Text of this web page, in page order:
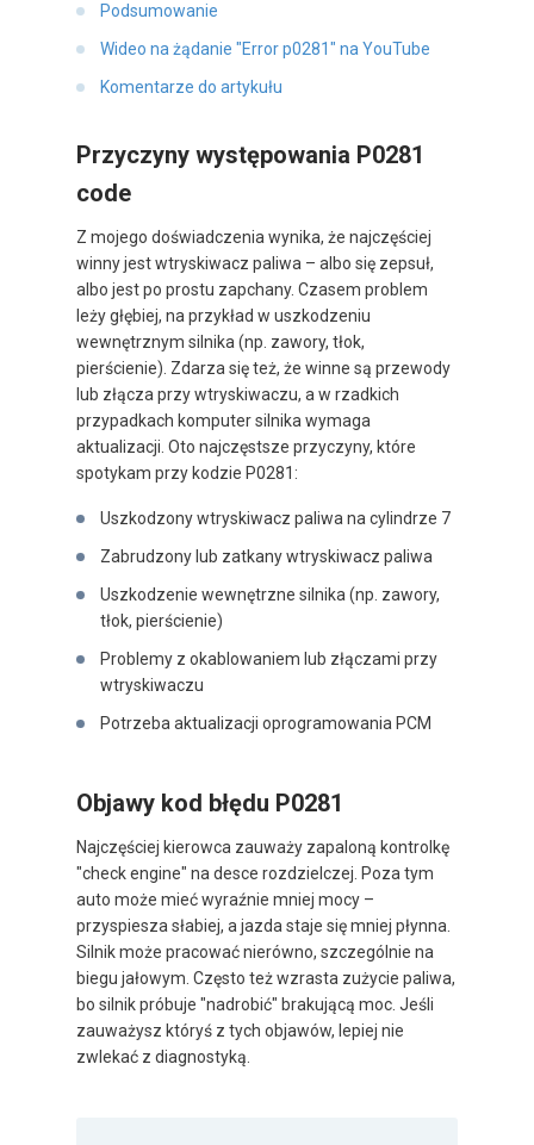
Podsumowanie
Wideo na żądanie "Error p0281" na YouTube
Komentarze do artykułu
Przyczyny występowania P0281
code
Z mojego doświadczenia wynika, że najczęściej
winny jest wtryskiwacz paliwa – albo się zepsuł,
albo jest po prostu zapchany. Czasem problem
leży głębiej, na przykład w uszkodzeniu
wewnętrznym silnika (np. zawory, tłok,
pierścienie). Zdarza się też, że winne są przewody
lub złącza przy wtryskiwaczu, a w rzadkich
przypadkach komputer silnika wymaga
aktualizacji. Oto najczęstsze przyczyny, które
spotykam przy kodzie P0281:
Uszkodzony wtryskiwacz paliwa na cylindrze 7
Zabrudzony lub zatkany wtryskiwacz paliwa
Uszkodzenie wewnętrzne silnika (np. zawory,
tłok, pierścienie)
Problemy z okablowaniem lub złączami przy
wtryskiwaczu
Potrzeba aktualizacji oprogramowania PCM
Objawy kod błędu P0281
Najczęściej kierowca zauważy zapaloną kontrolkę
"check engine" na desce rozdzielczej. Poza tym
auto może mieć wyraźnie mniej mocy –
przyspiesza słabiej, a jazda staje się mniej płynna.
Silnik może pracować nierówno, szczególnie na
biegu jałowym. Często też wzrasta zużycie paliwa,
bo silnik próbuje "nadrobić" brakującą moc. Jeśli
zauważysz któryś z tych objawów, lepiej nie
zwlekać z diagnostyką.